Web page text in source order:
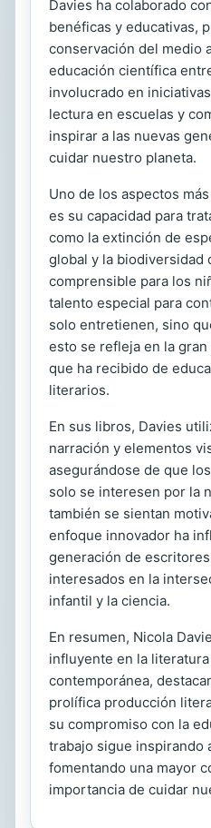
Davies ha colaborado
benéficas y educativas,
conservación del medio
educación científica
involucrado en
lectura en escuelas y
inspirar a las nuevas
cuidar nuestro planeta.
Uno de los aspectos
es su capacidad para
como la extinción de
global y la biodiversidad
comprensible para los
talento especial para
solo entretienen, sino
esto se refleja en la
que ha recibido de
literarios.
En sus libros, Davies
narración y elementos
asegurándose de que
solo se interesen por la
también se sientan
enfoque innovador ha
generación de
interesados en la
infantil y la ciencia.
En resumen, Nicola
influyente en la
contemporánea,
prolífica producción
su compromiso con la
trabajo sigue inspirando
fomentando una mayor
importancia de cuidar